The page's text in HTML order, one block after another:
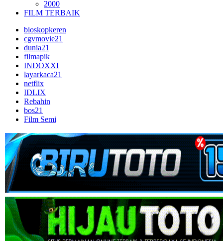
2000
FILM TERBAIK
bioskopkeren
cgvmovie21
dunia21
filmapik
INDOXXI
layarkaca21
netflix
IDLIX
Rebahin
bos21
Film Semi